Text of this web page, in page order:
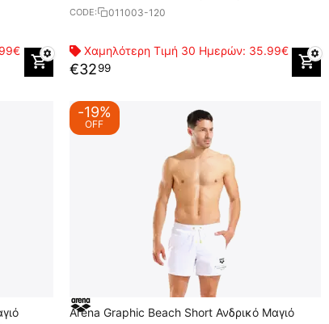
CODE: 011003-120
Χαμηλότερη Τιμή 30 Ημερών: 35.99€
€3299
-19%
OFF
Arena Graphic Beach Short Ανδρικό Μαγιό